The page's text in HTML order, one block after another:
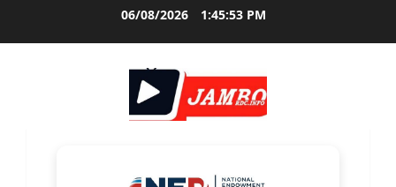
06/08/2026 1:45:54 PM